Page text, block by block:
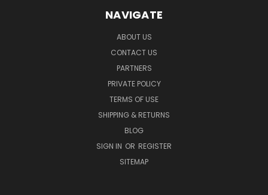
NAVIGATE
ABOUT US
CONTACT US
PARTNERS
PRIVATE POLICY
TERMS OF USE
SHIPPING & RETURNS
BLOG
SIGN IN OR REGISTER
SITEMAP